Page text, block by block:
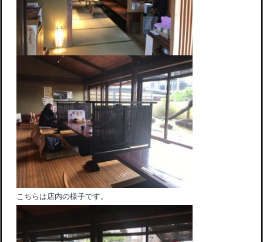
こちらは店内の様子です。